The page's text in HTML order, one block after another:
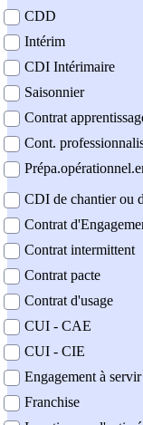
CDD
Intérim
CDI Intérimaire
Saisonnier
Contrat
Cont.
CDI de chantier ou
Contrat
Contrat intermittent
Contrat pacte
Contrat d'usage
CUI - CAE
CUI - CIE
Engagement à
Franchise